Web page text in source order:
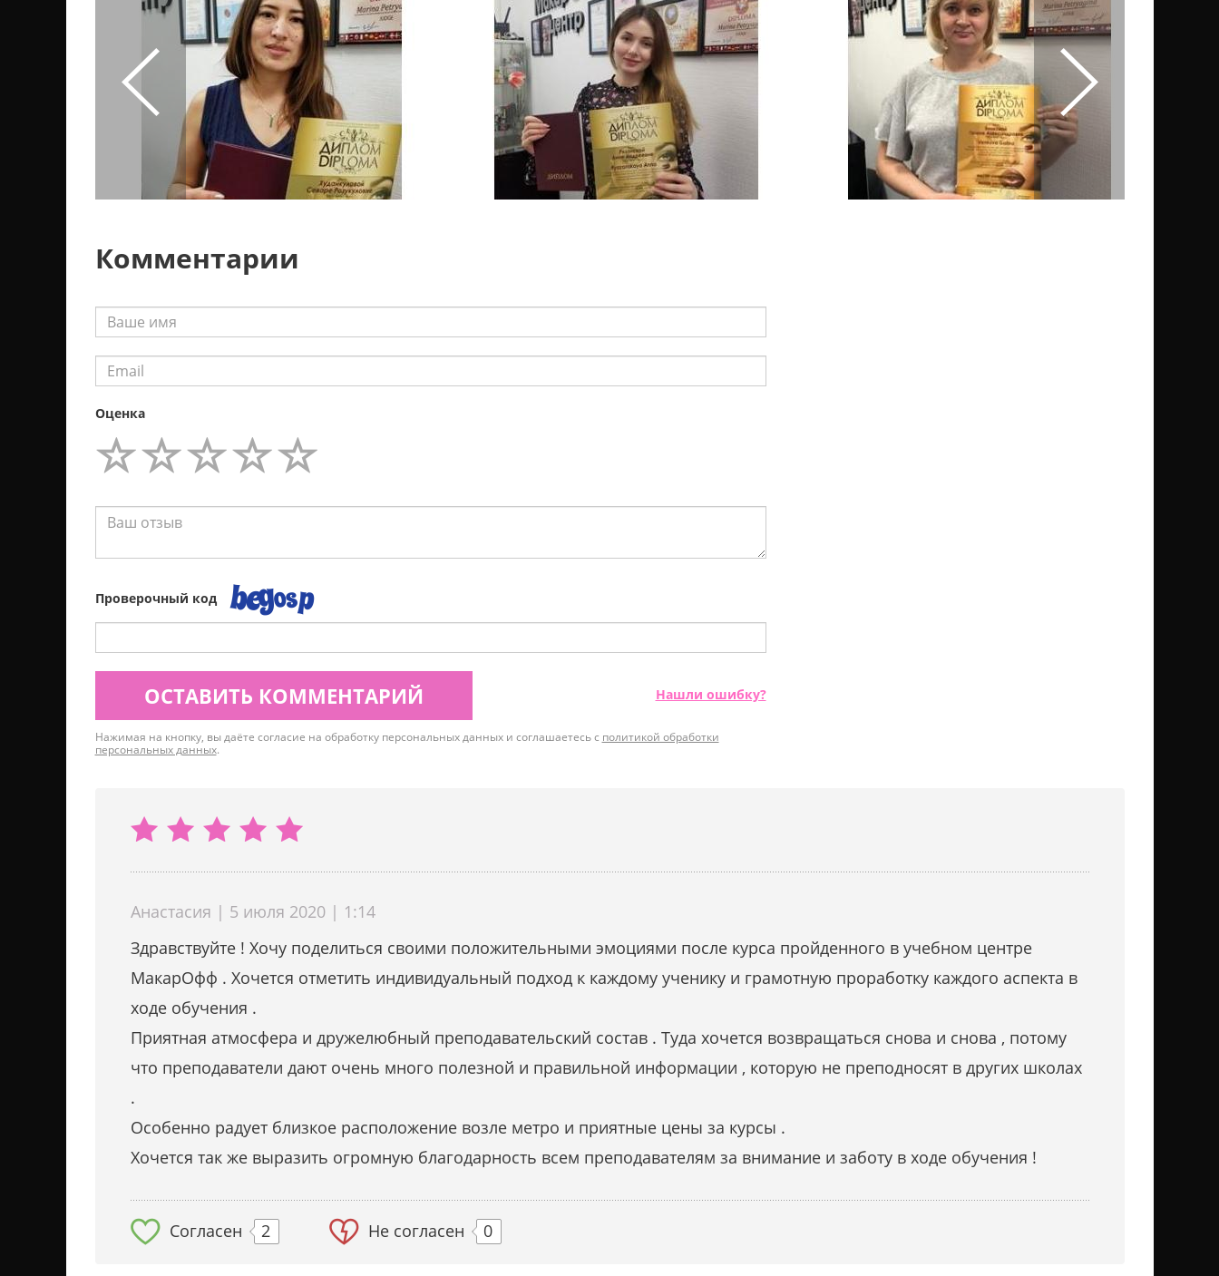
Комментарии
Оценка
Проверочный код
ОСТАВИТЬ КОММЕНТАРИЙ Нашли ошибку?
Нажимая на кнопку, вы даёте согласие на обработку персональных данных и соглашаетесь с политикой обработки
персональных данных.
Анастасия | 5 июля 2020 | 1:14
Здравствуйте ! Хочу поделиться своими положительными эмоциями после курса пройденного в учебном центре
МакарОфф . Хочется отметить индивидуальный подход к каждому ученику и грамотную проработку каждого аспекта в
ходе обучения .
Приятная атмосфера и дружелюбный преподавательский состав . Туда хочется возвращаться снова и снова , потому
что преподаватели дают очень много полезной и правильной информации , которую не преподносят в других школах
.
Особенно радует близкое расположение возле метро и приятные цены за курсы .
Хочется так же выразить огромную благодарность всем преподавателям за внимание и заботу в ходе обучения !
Согласен 2 Не согласен 0